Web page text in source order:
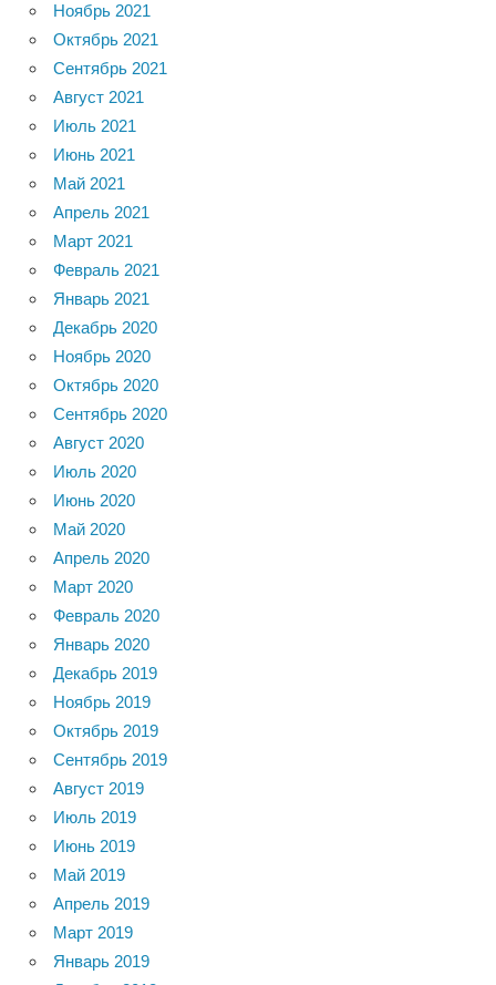
Ноябрь 2021
Октябрь 2021
Сентябрь 2021
Август 2021
Июль 2021
Июнь 2021
Май 2021
Апрель 2021
Март 2021
Февраль 2021
Январь 2021
Декабрь 2020
Ноябрь 2020
Октябрь 2020
Сентябрь 2020
Август 2020
Июль 2020
Июнь 2020
Май 2020
Апрель 2020
Март 2020
Февраль 2020
Январь 2020
Декабрь 2019
Ноябрь 2019
Октябрь 2019
Сентябрь 2019
Август 2019
Июль 2019
Июнь 2019
Май 2019
Апрель 2019
Март 2019
Январь 2019